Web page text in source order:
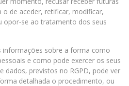
de aceder, retificar, modificar,
opor-se ao tratamento dos seus
informações sobre a forma como
e como pode exercer os seus
dados, previstos no RGPD, pode ver
detalhada o procedimento, ou